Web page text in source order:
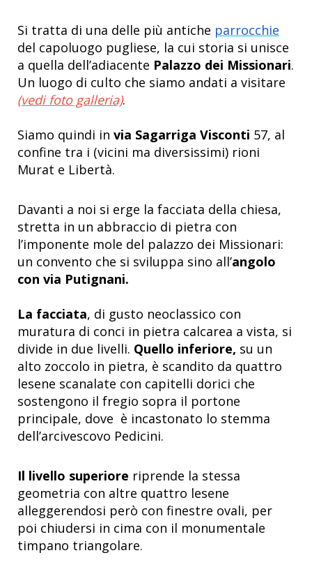
Si tratta di una delle più antiche parrocchie
del capoluogo pugliese, la cui storia si unisce
a quella dell’adiacente Palazzo dei Missionari.
Un luogo di culto che siamo andati a visitare
(vedi foto galleria).
Siamo quindi in via Sagarriga Visconti 57, al
confine tra i (vicini ma diversissimi) rioni
Murat e Libertà.
Davanti a noi si erge la facciata della chiesa,
stretta in un abbraccio di pietra con
l’imponente mole del palazzo dei Missionari:
un convento che si sviluppa sino all’angolo
con via Putignani.
La facciata, di gusto neoclassico con
muratura di conci in pietra calcarea a vista, si
divide in due livelli. Quello inferiore, su un
alto zoccolo in pietra, è scandito da quattro
lesene scanalate con capitelli dorici che
sostengono il fregio sopra il portone
principale, dove è incastonato lo stemma
dell’arcivescovo Pedicini.
Il livello superiore riprende la stessa
geometria con altre quattro lesene
alleggerendosi però con finestre ovali, per
poi chiudersi in cima con il monumentale
timpano triangolare.